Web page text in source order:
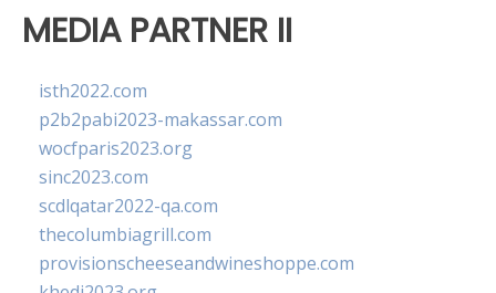
MEDIA PARTNER II
isth2022.com
p2b2pabi2023-makassar.com
wocfparis2023.org
sinc2023.com
scdlqatar2022-qa.com
thecolumbiagrill.com
provisionscheeseandwineshoppe.com